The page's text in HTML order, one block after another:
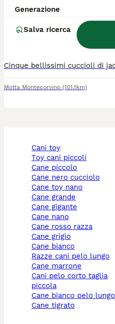
Generazione
Salva ricerca
Jack Russell & Meticcio Ibrido
7 settimane 150 €
Prezzo
Motta Montecorvino (101.1km)
cani toy
toy cani piccoli
cane piccolo
cane nero cucciolo
cane toy nano
cane grande
cane gigante
cane nano
cane rosso razza
cane grigio
cane bianco
razze cani pelo lungo
cane marrone
cani pelo corto taglia
piccola
cane bianco pelo lungo
cane tigrato